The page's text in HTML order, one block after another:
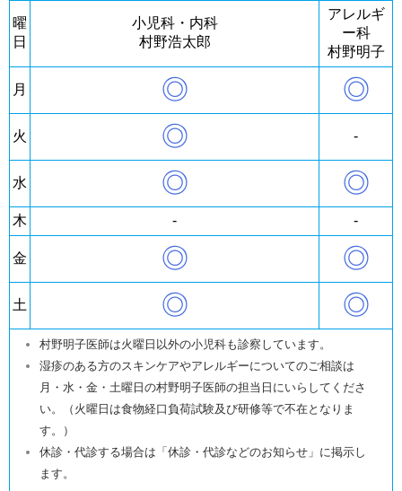
曜
日
小児科・内科
村野浩太郎
アレルギ
ー科
村野明子
月 ◎ ◎
火 ◎ -
水 ◎ ◎
木 - -
金 ◎ ◎
土 ◎ ◎
村野明子医師は火曜日以外の小児科も診察しています。
湿疹のある方のスキンケアやアレルギーについてのご相談は
月・水・金・土曜日の村野明子医師の担当日にいらしてくださ
い。（火曜日は食物経口負荷試験及び研修等で不在となりま
す。）
休診・代診する場合は「休診・代診などのお知らせ」に掲示し
ます。